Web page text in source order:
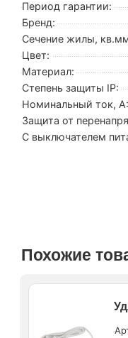
Период гарантии:
Бренд:
Сечение жилы,
Цвет:
Материал:
Степень защиты IP:
Номинальный ток, А:
Защита от
С выключателем
Похожие